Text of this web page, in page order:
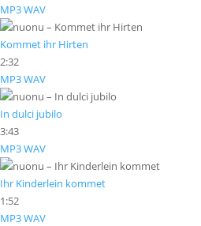
MP3WAV
Kommet ihr Hirten
2:32
MP3WAV
In dulci jubilo
3:43
MP3WAV
Ihr Kinderlein kommet
1:52
MP3WAV